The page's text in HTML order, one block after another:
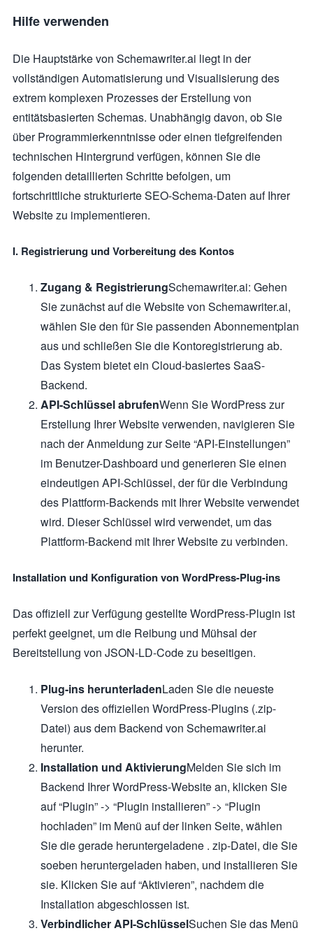
Hilfe verwenden
Die Hauptstärke von Schemawriter.ai liegt in der
vollständigen Automatisierung und Visualisierung des
extrem komplexen Prozesses der Erstellung von
entitätsbasierten Schemas. Unabhängig davon, ob Sie
über Programmierkenntnisse oder einen tiefgreifenden
technischen Hintergrund verfügen, können Sie die
folgenden detaillierten Schritte befolgen, um
fortschrittliche strukturierte SEO-Schema-Daten auf Ihrer
Website zu implementieren.
I. Registrierung und Vorbereitung des Kontos
Zugang & RegistrierungSchemawriter.ai: Gehen
Sie zunächst auf die Website von Schemawriter.ai,
wählen Sie den für Sie passenden Abonnementplan
aus und schließen Sie die Kontoregistrierung ab.
Das System bietet ein Cloud-basiertes SaaS-
Backend.
API-Schlüssel abrufenWenn Sie WordPress zur
Erstellung Ihrer Website verwenden, navigieren Sie
nach der Anmeldung zur Seite “API-Einstellungen”
im Benutzer-Dashboard und generieren Sie einen
eindeutigen API-Schlüssel, der für die Verbindung
des Plattform-Backends mit Ihrer Website verwendet
wird. Dieser Schlüssel wird verwendet, um das
Plattform-Backend mit Ihrer Website zu verbinden.
Installation und Konfiguration von WordPress-Plug-ins
Das offiziell zur Verfügung gestellte WordPress-Plugin ist
perfekt geeignet, um die Reibung und Mühsal der
Bereitstellung von JSON-LD-Code zu beseitigen.
Plug-ins herunterladenLaden Sie die neueste
Version des offiziellen WordPress-Plugins (.zip-
Datei) aus dem Backend von Schemawriter.ai
herunter.
Installation und AktivierungMelden Sie sich im
Backend Ihrer WordPress-Website an, klicken Sie
auf “Plugin” -> “Plugin installieren” -> “Plugin
hochladen” im Menü auf der linken Seite, wählen
Sie die gerade heruntergeladene . zip-Datei, die Sie
soeben heruntergeladen haben, und installieren Sie
sie. Klicken Sie auf “Aktivieren”, nachdem die
Installation abgeschlossen ist.
Verbindlicher API-SchlüsselSuchen Sie das Menü